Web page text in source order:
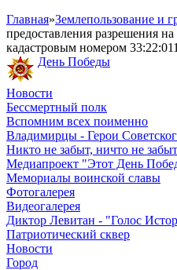
Главная»Землепользование и
предоставления разрешения
кадастровым номером
День Победы
Новости
Бессмертный полк
Вспомним всех поименно
Владимирцы - Герои
Никто не забыт, ничто не
Медиапроект "Этот День
Мемориалы воинской славы
Фотогалерея
Видеогалерея
Диктор Левитан - "Голос
Патриотический сквер
Новости
Город